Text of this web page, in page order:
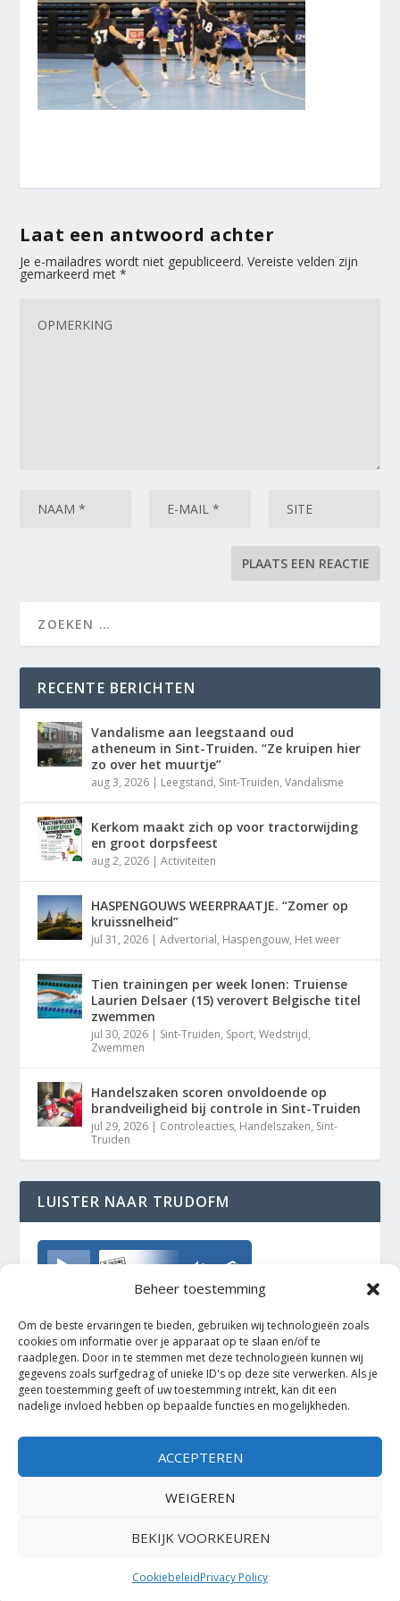
Beheer toestemming
Om de beste ervaringen te bieden, gebruiken wij technologieën zoals
cookies om informatie over je apparaat op te slaan en/of te
raadplegen. Door in te stemmen met deze technologieën kunnen wij
gegevens zoals surfgedrag of unieke ID's op deze site verwerken. Als je
geen toestemming geeft of uw toestemming intrekt, kan dit een
nadelige invloed hebben op bepaalde functies en mogelijkheden.
ACCEPTEREN
WEIGEREN
BEKIJK VOORKEUREN
CookiebeleidPrivacy Policy
Laat een antwoord achter
Je e-mailadres wordt niet gepubliceerd. Vereiste velden zijn
gemarkeerd met*
RECENTE BERICHTEN
Vandalisme aan leegstaand oud
atheneum in Sint-Truiden. “Ze kruipen hier
zo over het muurtje”
aug 3, 2026 | Leegstand, Sint-Truiden,Vandalisme
Kerkom maakt zich op voor tractorwijding
en groot dorpsfeest
aug 2, 2026 |Activiteiten
HASPENGOUWS WEERPRAATJE. “Zomer op
kruissnelheid”
jul 31, 2026 |Advertorial, Haspengouw, Het weer
Tien trainingen per week lonen: Truiense
Laurien Delsaer (15) verovert Belgische titel
zwemmen
jul 30, 2026 | Sint-Truiden, Sport,Wedstrijd,
Zwemmen
Handelszaken scoren onvoldoende op
brandveiligheid bij controle in Sint-Truiden
jul 29, 2026 | Controleacties, Handelszaken, Sint-
Truiden
LUISTER NAAR TRUDOFM
TrudoFM
Elegant Themes| Mogelijk gemaakt door